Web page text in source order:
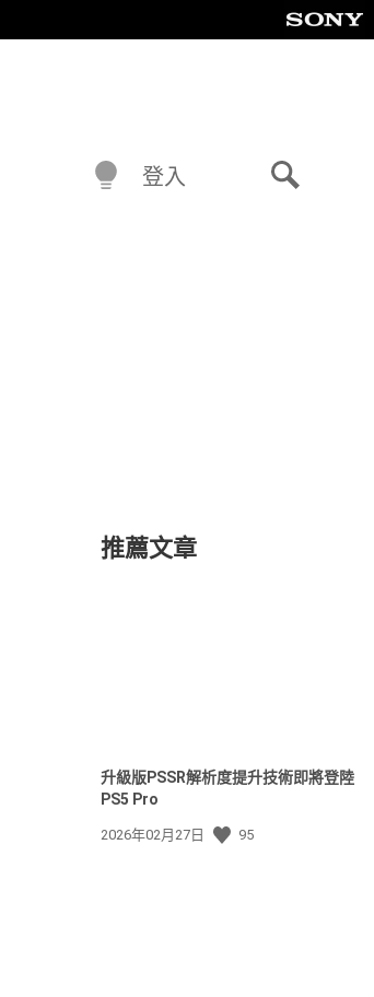
登入
推薦文章
升級版PSSR解析度提升技術即將登陸
PS5 Pro
發
2026年02月27日 95